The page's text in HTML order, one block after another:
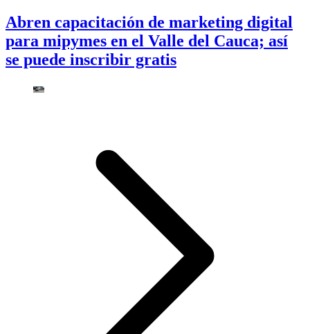
Abren capacitación de marketing digital
para mipymes en el Valle del Cauca; así
se puede inscribir gratis